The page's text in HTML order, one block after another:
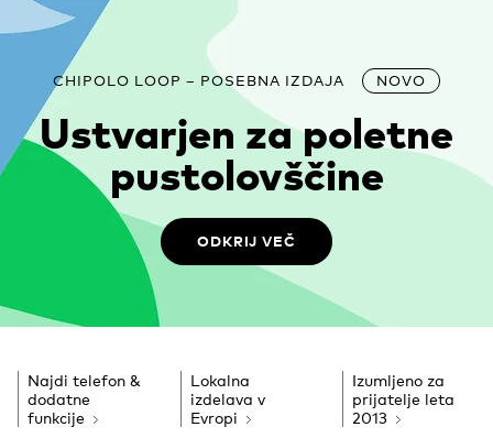
CHIPOLO LOOP – POSEBNA IZDAJA NOVO
Ustvarjen za poletne
pustolovščine
ODKRIJ VEČ
Najdi telefon &
dodatne
funkcije
Lokalna
izdelava v
Evropi
Izumljeno za
prijatelje leta
2013